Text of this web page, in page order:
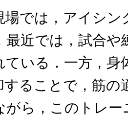
では，アイシン
最近では，試合や
ている．一方，
することで，筋
がら，このトレ